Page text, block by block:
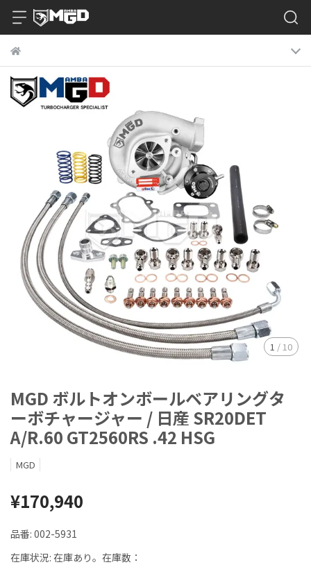
1 / 10
MGD ボルトオンボールベアリングタ
ーボチャージャー / 日産 SR20DET
A/R.60 GT2560RS .42 HSG
MGD
¥170,940
品番: 002-5931
在庫状況: 在庫あり。在庫数：